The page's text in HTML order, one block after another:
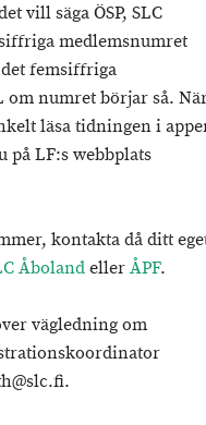
vill säga ÖSP, SLC
medlemsnumret
femsiffriga
numret börjar så.
läsa tidningen i
LF:s webbplats
kontakta då ditt
ÅbolandellerÅPF.
vägledning om